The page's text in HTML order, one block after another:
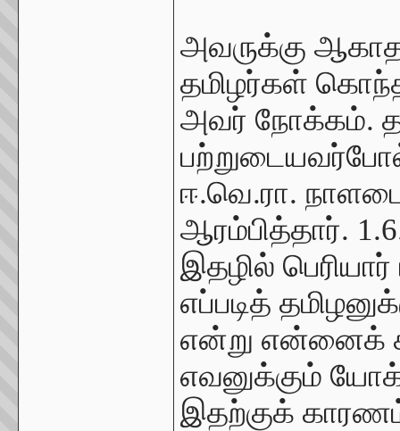
அவருக்கு ஆகாத
தமிழர்கள்
அவர் நோக்கம்.
ஈ.வெ.ரா.
ஆரம்பித்தார்.
இதழில்
எப்படித்
என்று என்னைக்
எவனுக்கும்
இதற்குக்